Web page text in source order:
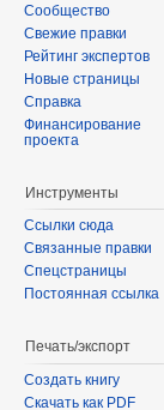
Сообщество
Свежие правки
Рейтинг экспертов
Новые страницы
Справка
Финансирование
проекта
Инструменты
Ссылки сюда
Связанные правки
Спецстраницы
Постоянная ссылка
Печать/экспорт
Создать книгу
Скачать как PDF